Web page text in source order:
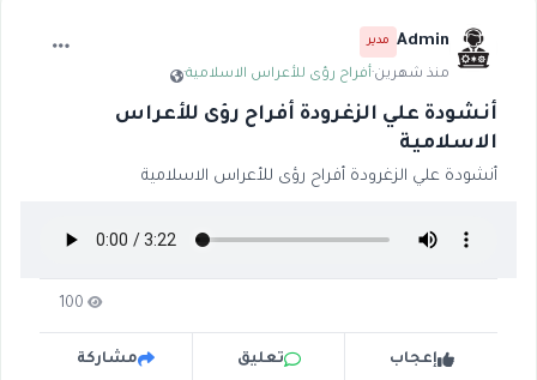
Admin مدير
منذ شهرين·أفراح رؤى للأعراس الاسلامية·
أنشودة علي الزغرودة أفراح رؤى للأعراس
الاسلامية
أنشودة علي الزغرودة أفراح رؤى للأعراس الاسلامية
100
إعجاب تعليق مشاركة